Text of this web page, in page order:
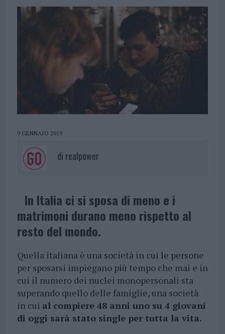
9 GENNAIO 2019
di realpower
In Italia ci si sposa di meno e i
matrimoni durano meno rispetto al
resto del mondo.
Quella italiana è una società in cui le persone
per sposarsi impiegano più tempo che mai e in
cui il numero dei nuclei monopersonali sta
superando quello delle famiglie, una società
in cui al compiere 48 anni uno su 4 giovani
di oggi sarà stato single per tutta la vita.